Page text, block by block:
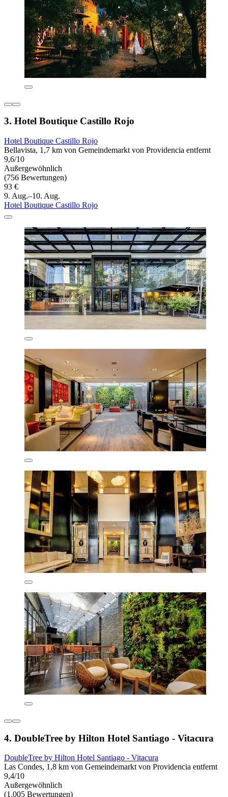
3. Hotel Boutique Castillo Rojo
Hotel Boutique Castillo Rojo
Bellavista, 1,7 km von Gemeindemarkt von Providencia entfernt
9,6/10
Außergewöhnlich
(756 Bewertungen)
93 €
9. Aug.–10. Aug.
Hotel Boutique Castillo Rojo
4. DoubleTree by Hilton Hotel Santiago - Vitacura
DoubleTree by Hilton Hotel Santiago - Vitacura
Las Condes, 1,8 km von Gemeindemarkt von Providencia entfernt
9,4/10
Außergewöhnlich
(1.005 Bewertungen)